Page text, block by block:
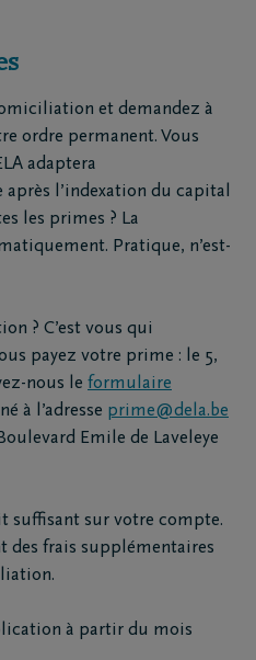
et demandez à
ordre permanent. Vous
adaptera
l’indexation du capital
les primes ? La
Pratique, n’est-
? C’est vous qui
payez votre prime : le 5,
nous le formulaire
à l’adresse prime@dela.be
Emile de Laveleye
suffisant sur votre compte.
des frais supplémentaires
à partir du mois